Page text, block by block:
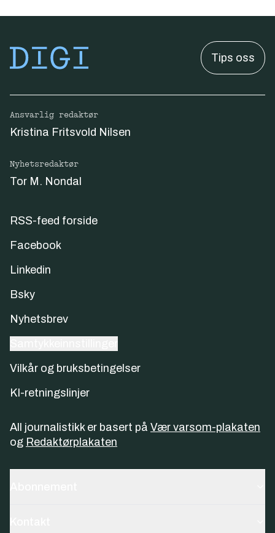
Tips oss
Ansvarlig redaktør
Kristina Fritsvold Nilsen
Nyhetsredaktør
Tor M. Nondal
RSS-feed forside
Facebook
Linkedin
Bsky
Nyhetsbrev
Vilkår og bruksbetingelser
KI-retningslinjer
All journalistikk er basert på Vær varsom-plakaten
og Redaktørplakaten